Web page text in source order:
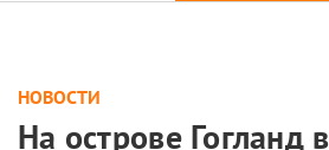
НОВОСТИ
На острове Гогланд в